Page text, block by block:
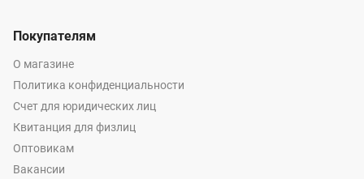
Покупателям
О магазине
Политика конфиденциальности
Счет для юридических лиц
Квитанция для физлиц
Оптовикам
Вакансии